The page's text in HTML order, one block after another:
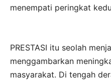
menempati peringkat
PRESTASI itu seolah
menggambarkan
masyarakat. Di tengah